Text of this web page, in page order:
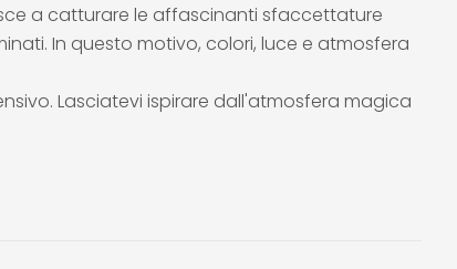
a catturare le affascinanti sfaccettature
In questo motivo, colori, luce e atmosfera
Lasciatevi ispirare dall'atmosfera magica